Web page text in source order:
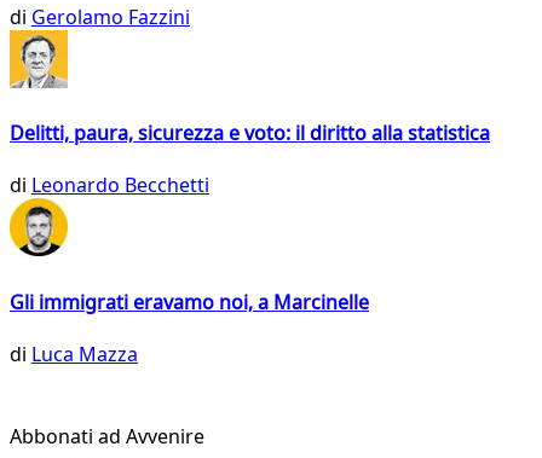
di Gerolamo Fazzini
Delitti, paura, sicurezza e voto: il diritto alla statistica
di Leonardo Becchetti
Gli immigrati eravamo noi, a Marcinelle
di Luca Mazza
Abbonati ad Avvenire